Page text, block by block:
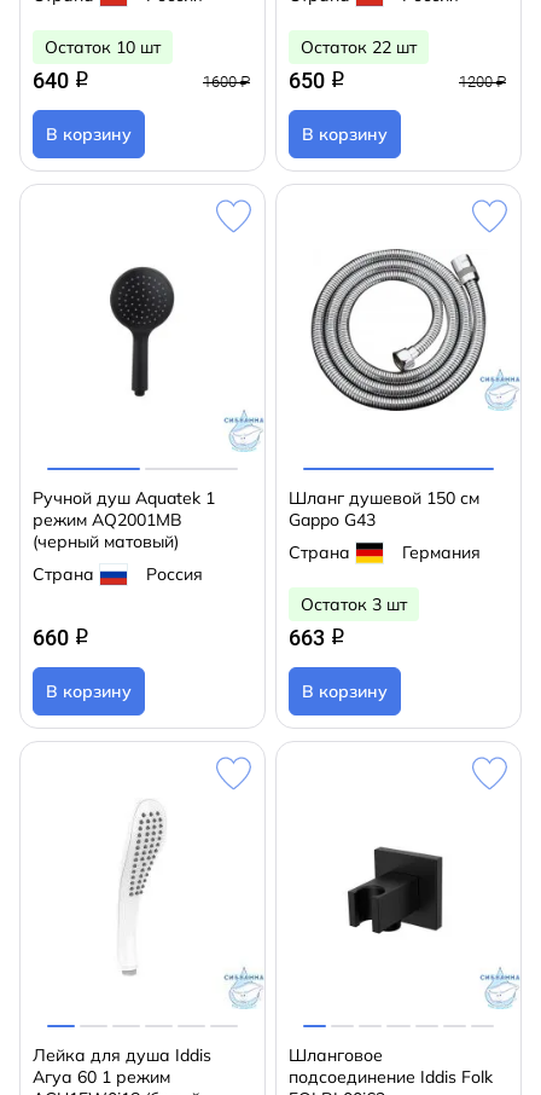
Остаток 10 шт
640 q 1600 ₽
В корзину
Остаток 22 шт
650 q 1200 ₽
В корзину
Ручной душ Aquatek 1
режим AQ2001MB
(черный матовый)
Страна
Россия
660 q
В корзину
Шланг душевой 150 см
Gappo G43
Страна
Германия
Остаток 3 шт
663 q
В корзину
Лейка для душа Iddis
Агуа 60 1 режим
Шланговое
подсоединение Iddis Folk